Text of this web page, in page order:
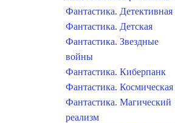
Фантастика. Детективная
Фантастика. Детская
Фантастика. Звездные
войны
Фантастика. Киберпанк
Фантастика. Космическая
Фантастика. Магический
реализм